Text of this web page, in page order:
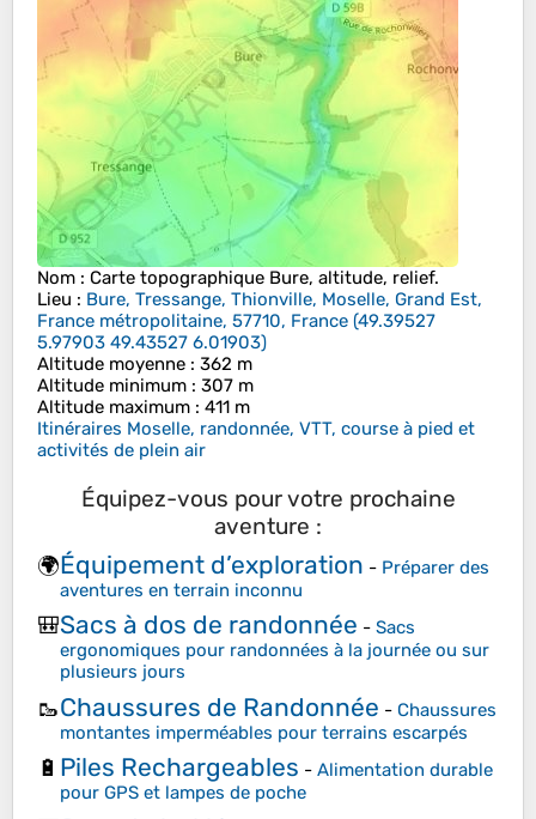
Nom : Carte topographique Bure, altitude, relief.
Lieu : Bure, Tressange, Thionville, Moselle, Grand Est,
France métropolitaine, 57710, France (49.39527
5.97903 49.43527 6.01903)
Altitude moyenne : 362 m
Altitude minimum : 307 m
Altitude maximum : 411 m
Itinéraires Moselle, randonnée, VTT, course à pied et
activités de plein air
Équipez-vous pour votre prochaine
aventure :
🌍Équipement d’exploration - Préparer des
aventures en terrain inconnu
🎒Sacs à dos de randonnée - Sacs
ergonomiques pour randonnées à la journée ou sur
plusieurs jours
🥾Chaussures de Randonnée - Chaussures
montantes imperméables pour terrains escarpés
🔋 Piles Rechargeables - Alimentation durable
pour GPS et lampes de poche